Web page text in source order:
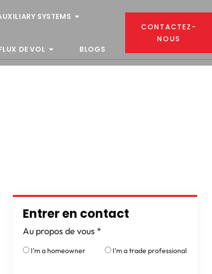
SYSTEMS
DE VOL BLOGS
CONTACTEZ-
NOUS
Entrer en contact
Au propos de vous *
I'm a homeowner I'm a trade professional